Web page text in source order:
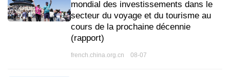
mondial des investissements dans le
secteur du voyage et du tourisme au
cours de la prochaine décennie
(rapport)
french.china.org.cn 08-07